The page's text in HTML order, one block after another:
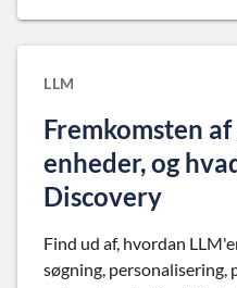
LLM
Fremkomsten
enheder, og
Discovery
Find ud af, hvordan
søgning,